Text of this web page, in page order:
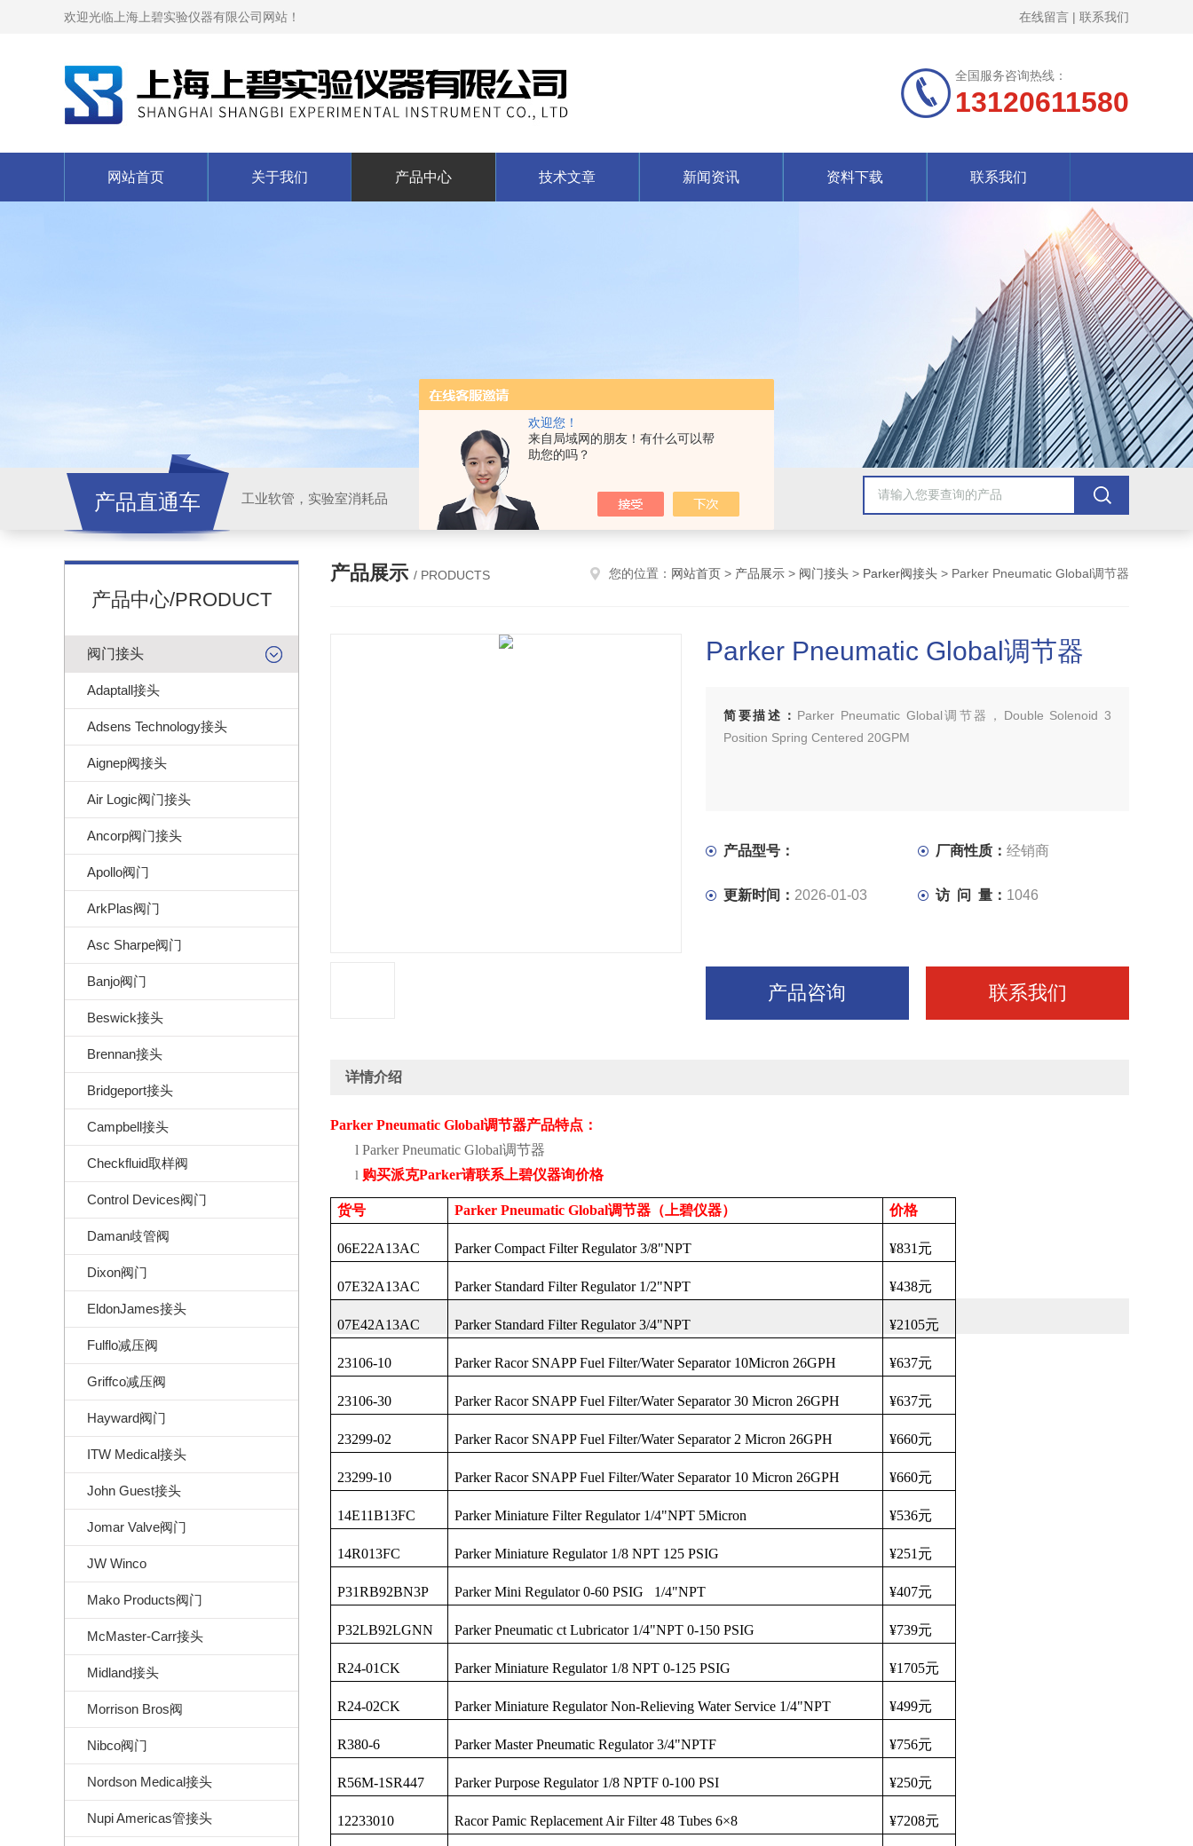
欢迎您！
来自局域网的朋友！有什么可以帮
助您的吗？
欢迎光临上海上碧实验仪器有限公司网站！ 在线留言 | 联系我们
全国服务咨询热线：
13120611580
网站首页 关于我们 产品中心 技术文章 新闻资讯 资料下载 联系我们
产品直通车 工业软管，实验室消耗品
产品中心/PRODUCT
阀门接头
Adaptall接头
Adsens Technology接头
Aignep阀接头
Air Logic阀门接头
Ancorp阀门接头
Apollo阀门
ArkPlas阀门
Asc Sharpe阀门
Banjo阀门
Beswick接头
Brennan接头
Bridgeport接头
Campbell接头
Checkfluid取样阀
Control Devices阀门
Daman歧管阀
Dixon阀门
EldonJames接头
Fulflo减压阀
Griffco减压阀
Hayward阀门
ITW Medical接头
John Guest接头
Jomar Valve阀门
JW Winco
Mako Products阀门
McMaster-Carr接头
Midland接头
Morrison Bros阀
Nibco阀门
Nordson Medical接头
Nupi Americas管接头
产品展示 / PRODUCTS 您的位置： 网站首页 > 产品展示 > 阀门接头 > Parker阀接头 > Parker Pneumatic Global调节器
Parker Pneumatic Global调节器
简要描述： Parker Pneumatic Global调节器，Double Solenoid 3
Position Spring Centered 20GPM
产品型号： 厂商性质： 经销商
更新时间： 2026-01-03 访 问 量： 1046
产品咨询 联系我们
详情介绍
Parker Pneumatic Global调节器产品特点：
l Parker Pneumatic Global调节器
l 购买派克Parker请联系上碧仪器询价格
货号 Parker Pneumatic Global调节器（上碧仪器） 价格
06E22A13AC Parker Compact Filter Regulator 3/8"NPT ¥831 元
07E32A13AC Parker Standard Filter Regulator 1/2"NPT ¥438元
07E42A13AC Parker Standard Filter Regulator 3/4"NPT ¥2105元
23106-10 Parker Racor SNAPP Fuel Filter/Water Separator 10Micron 26GPH ¥637元
23106-30 Parker Racor SNAPP Fuel Filter/Water Separator 30 Micron 26GPH ¥637元
23299-02 Parker Racor SNAPP Fuel Filter/Water Separator 2 Micron 26GPH ¥660元
23299-10 Parker Racor SNAPP Fuel Filter/Water Separator 10 Micron 26GPH ¥660元
14E11B13FC Parker Miniature Filter Regulator 1/4"NPT 5Micron ¥536元
14R013FC Parker Miniature Regulator 1/8 NPT 125 PSIG ¥251 元
P31RB92BN3P Parker Mini Regulator 0-60 PSIG 1/4"NPT ¥407元
P32LB92LGNN Parker Pneumatic ct Lubricator 1/4"NPT 0-150 PSIG ¥739元
R24-01CK Parker Miniature Regulator 1/8 NPT 0-125 PSIG ¥1705元
R24-02CK Parker Miniature Regulator Non-Relieving Water Service 1/4"NPT ¥499元
R380-6 Parker Master Pneumatic Regulator 3/4"NPTF ¥756元
R56M-1SR447 Parker Purpose Regulator 1/8 NPTF 0-100 PSI ¥250元
12233010 Racor Pamic Replacement Air Filter 48 Tubes 6×8 ¥7208元